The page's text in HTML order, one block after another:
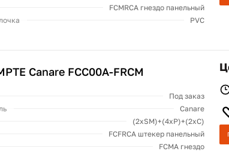
FCMRCA гнездо панельный
PVC
Canare FCC00A-FRCM
Под заказ
Canare
(2хSM)+(4xP)+(2xC)
FCFRCA штекер панельный
FCMA гнездо